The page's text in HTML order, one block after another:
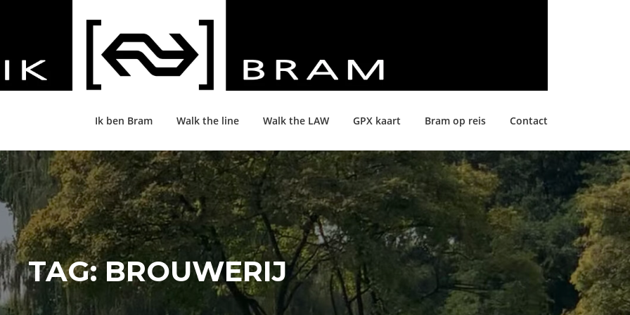
Ik ben Bram Walk the line Walk the LAW GPX kaart Bram op reis Contact
TAG:BROUWERIJ